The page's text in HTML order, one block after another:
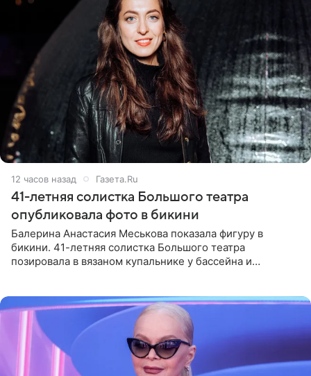
12 часов назад Газета.Ru
41-летняя солистка Большого театра
опубликовала фото в бикини
Балерина Анастасия Меськова показала фигуру в
бикини. 41-летняя солистка Большого театра
позировала в вязаном купальнике у бассейна и